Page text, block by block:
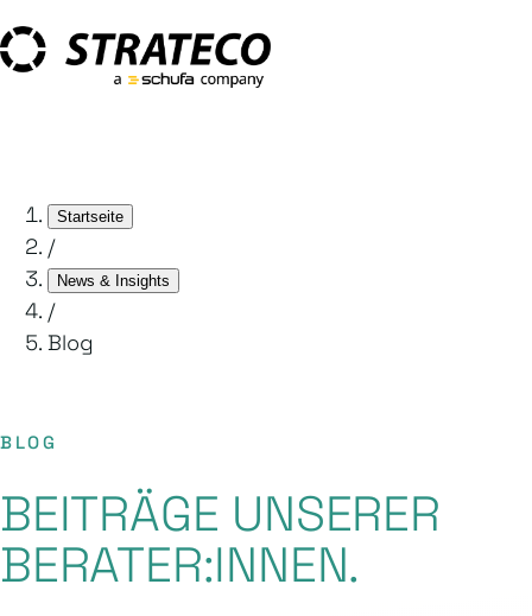
Startseite
/
News & Insights
/
Blog
BLOG
BEITRÄGE UNSERER
BERATER:INNEN.